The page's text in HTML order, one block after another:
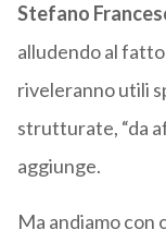
Stefano
alludendo al
riveleranno utili
strutturate, “da
aggiunge.
Ma andiamo con